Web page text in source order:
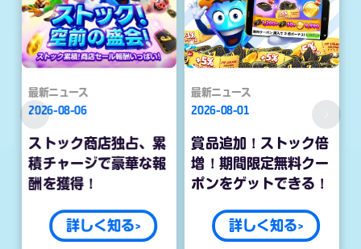
最新ニュース
2026-08-06
ストック商店独占、累
積チャージで豪華な報
酬を獲得！
詳しく知る>
最新ニュース
2026-08-01
賞品追加！ストック倍
増！期間限定無料クー
ポンをゲットできる！
詳しく知る>